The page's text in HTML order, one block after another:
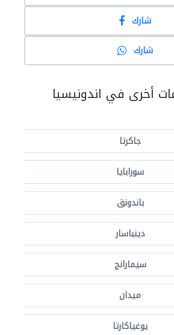
شارك
شارك
أخرى في اندونيسيا
جاكرتا
سورابايا
باندونق
دينباسار
سيمارانج
ميدان
يوغياكارتا